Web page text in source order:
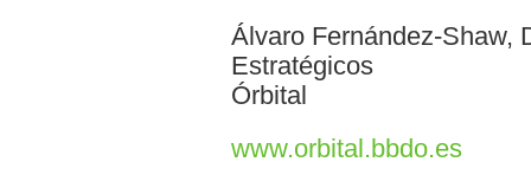
Álvaro Fernández-Shaw,
Estratégicos
Órbital
www.orbital.bbdo.es